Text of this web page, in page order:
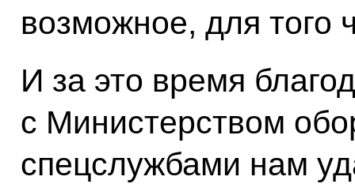
возможное, для того
И за это время
с Министерством
спецслужбами нам